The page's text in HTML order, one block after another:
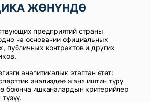
ЖӨНҮНДӨ
предприятий страны
на основании официальных
публичных контрактов и других
аналитикалык этаптан өтөт:
анализдөө жана иштин түрү
боюнча ишканалардын критерийлер